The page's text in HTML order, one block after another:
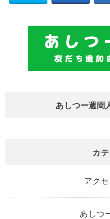
あしつー週間
カ
アク
あしつ